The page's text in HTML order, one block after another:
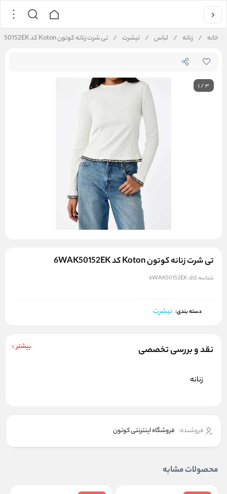
خانه / زنانه / لباس / تیشرت / تی شرت زنانه کوتون Koton کد 6WAK50152EK
1/3
تی شرت زنانه کوتون Koton کد 6WAK50152EK
شناسه کالا:6WAK50152EK
دسته بندی: تیشرت
نقد و بررسی تخصصی بیشتر
زنانه
فروشنده: فروشگاه اینترنتی کوتون
محصولات مشابه